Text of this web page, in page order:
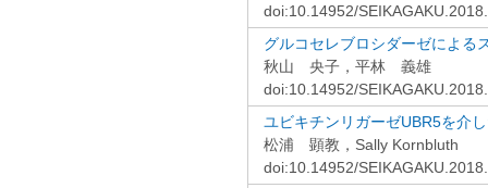
doi:10.14952/
グルコセレブロシダーゼによる
秋山 央子，平林 義雄
doi:10.14952/
ユビキチンリガーゼUBR5を介
松浦 顕教，Sally Kornbluth
doi:10.14952/